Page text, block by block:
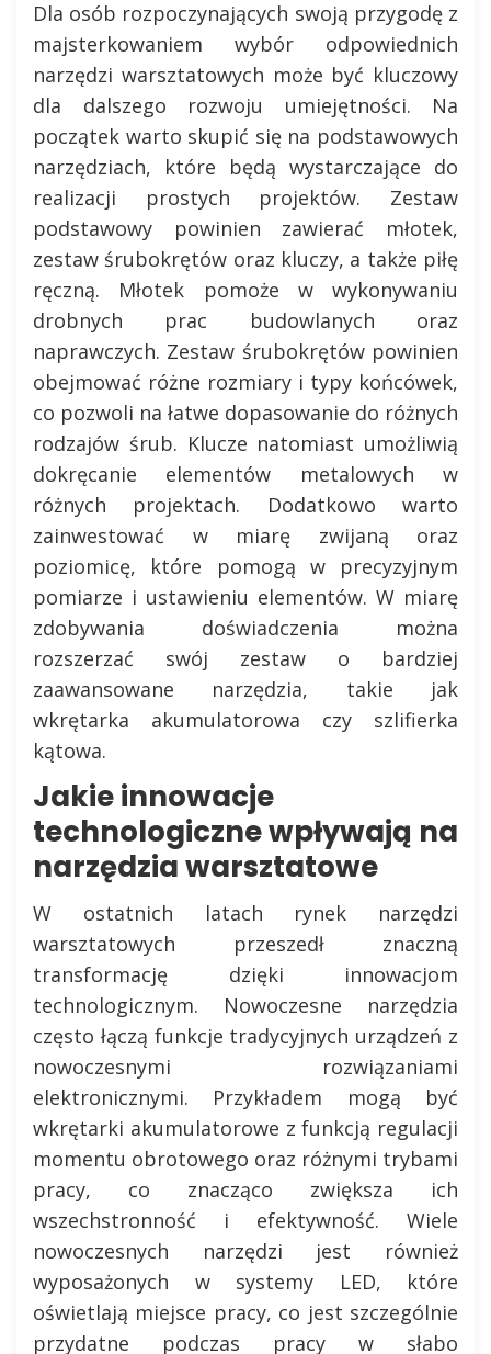
Dla osób rozpoczynających swoją przygodę z
majsterkowaniem wybór odpowiednich
narzędzi warsztatowych może być kluczowy
dla dalszego rozwoju umiejętności. Na
początek warto skupić się na podstawowych
narzędziach, które będą wystarczające do
realizacji prostych projektów. Zestaw
podstawowy powinien zawierać młotek,
zestaw śrubokrętów oraz kluczy, a także piłę
ręczną. Młotek pomoże w wykonywaniu
drobnych prac budowlanych oraz
naprawczych. Zestaw śrubokrętów powinien
obejmować różne rozmiary i typy końcówek,
co pozwoli na łatwe dopasowanie do różnych
rodzajów śrub. Klucze natomiast umożliwią
dokręcanie elementów metalowych w
różnych projektach. Dodatkowo warto
zainwestować w miarę zwijaną oraz
poziomicę, które pomogą w precyzyjnym
pomiarze i ustawieniu elementów. W miarę
zdobywania doświadczenia można
rozszerzać swój zestaw o bardziej
zaawansowane narzędzia, takie jak
wkrętarka akumulatorowa czy szlifierka
kątowa.
Jakie innowacje
technologiczne wpływają na
narzędzia warsztatowe
W ostatnich latach rynek narzędzi
warsztatowych przeszedł znaczną
transformację dzięki innowacjom
technologicznym. Nowoczesne narzędzia
często łączą funkcje tradycyjnych urządzeń z
nowoczesnymi rozwiązaniami
elektronicznymi. Przykładem mogą być
wkrętarki akumulatorowe z funkcją regulacji
momentu obrotowego oraz różnymi trybami
pracy, co znacząco zwiększa ich
wszechstronność i efektywność. Wiele
nowoczesnych narzędzi jest również
wyposażonych w systemy LED, które
oświetlają miejsce pracy, co jest szczególnie
przydatne podczas pracy w słabo